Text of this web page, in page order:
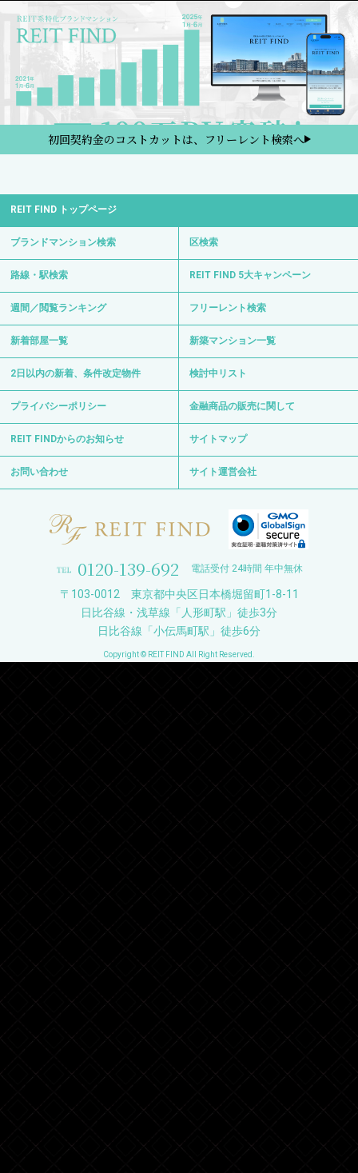
初回契約金のコストカットは、フリーレント検索へ
REIT FIND トップページ
ブランドマンション検索 区検索
路線・駅検索 REIT FIND 5大キャンペーン
週間／閲覧ランキング フリーレント検索
新着部屋一覧 新築マンション一覧
2日以内の新着、条件改定物件 検討中リスト
プライバシーポリシー 金融商品の販売に関して
REIT FINDからのお知らせ サイトマップ
お問い合わせ サイト運営会社
0120-139-692 電話受付 24時間 年中無休
〒103-0012 東京都中央区日本橋堀留町1-8-11
日比谷線・浅草線「人形町駅」徒歩3分
日比谷線「小伝馬町駅」徒歩6分
Copyright © REIT FIND All Right Reserved.